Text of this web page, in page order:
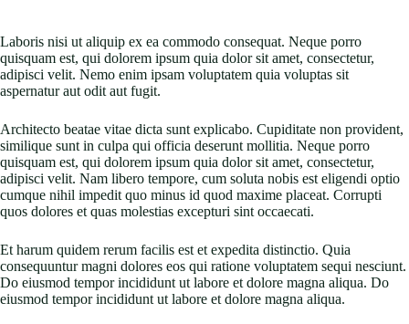
Laboris nisi ut aliquip ex ea commodo consequat. Neque porro
quisquam est, qui dolorem ipsum quia dolor sit amet, consectetur,
adipisci velit. Nemo enim ipsam voluptatem quia voluptas sit
aspernatur aut odit aut fugit.
Architecto beatae vitae dicta sunt explicabo. Cupiditate non provident,
similique sunt in culpa qui officia deserunt mollitia. Neque porro
quisquam est, qui dolorem ipsum quia dolor sit amet, consectetur,
adipisci velit. Nam libero tempore, cum soluta nobis est eligendi optio
cumque nihil impedit quo minus id quod maxime placeat. Corrupti
quos dolores et quas molestias excepturi sint occaecati.
Et harum quidem rerum facilis est et expedita distinctio. Quia
consequuntur magni dolores eos qui ratione voluptatem sequi nesciunt.
Do eiusmod tempor incididunt ut labore et dolore magna aliqua. Do
eiusmod tempor incididunt ut labore et dolore magna aliqua.